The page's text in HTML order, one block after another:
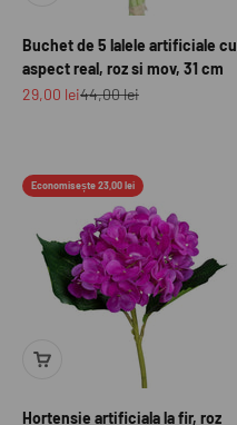
Buchet de 5 lalele artificiale cu
aspect real, roz si mov, 31 cm
Preț redus
29,00 leiPreț normal
44,00 lei
Economisește 23,00 lei
Hortensie artificiala la fir, roz